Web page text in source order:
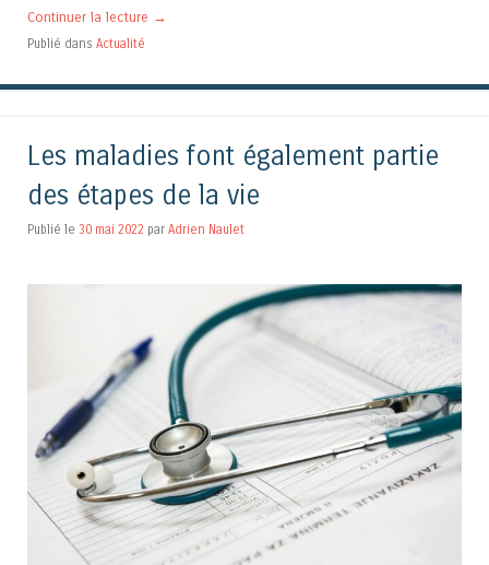
Continuer la lecture →
Publié dans Actualité
Les maladies font également partie
des étapes de la vie
Publié le 30 mai 2022 par Adrien Naulet